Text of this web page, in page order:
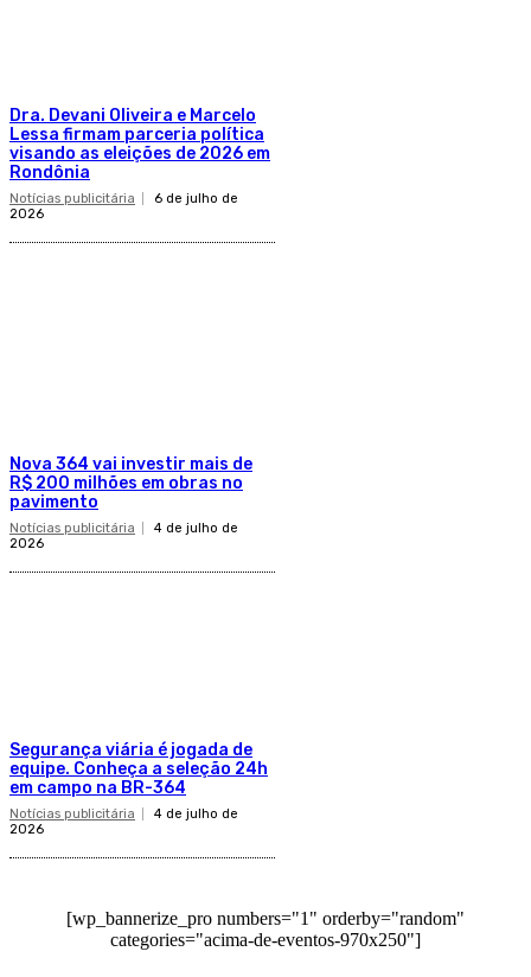
Dra. Devani Oliveira e Marcelo
Lessa firmam parceria política
visando as eleições de 2026 em
Rondônia
Notícias publicitária
6 de julho de
2026
Nova 364 vai investir mais de
R$ 200 milhões em obras no
pavimento
Notícias publicitária
4 de julho de
2026
Segurança viária é jogada de
equipe. Conheça a seleção 24h
em campo na BR-364
Notícias publicitária
4 de julho de
2026
[wp_bannerize_pro numbers="1" orderby="random"
categories="acima-de-eventos-970x250"]